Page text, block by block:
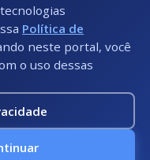
©: 2026
Política de
neste portal, você
o uso dessas